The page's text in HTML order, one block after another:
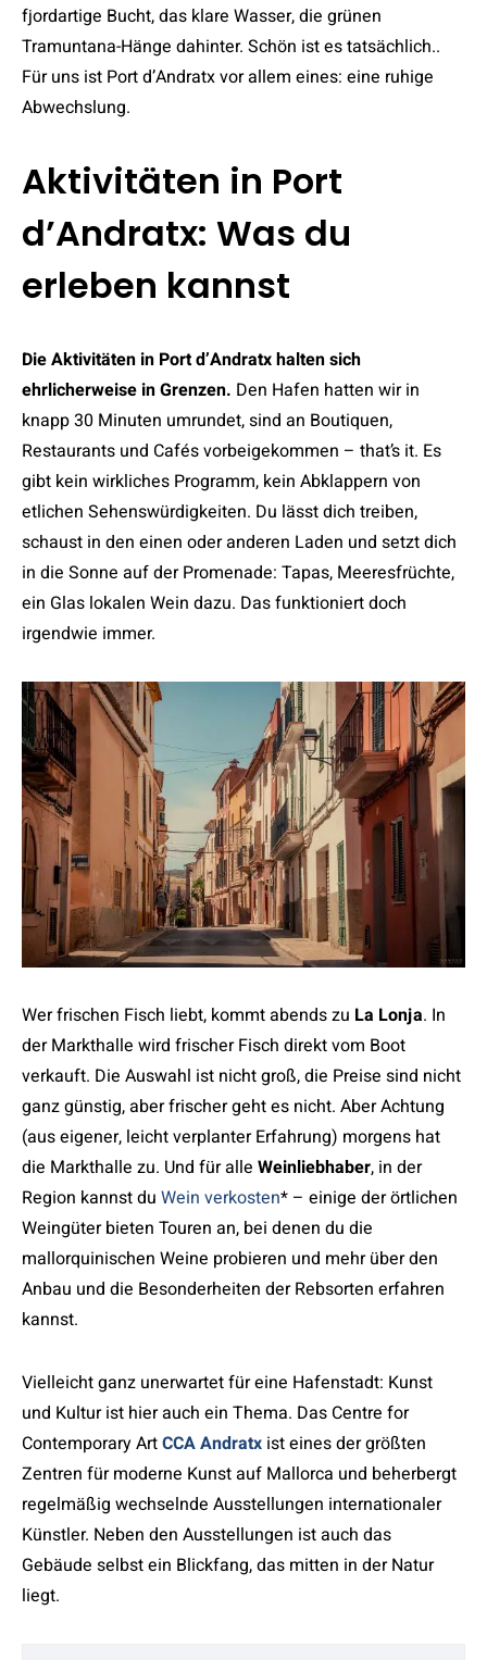
fjordartige Bucht, das klare Wasser, die grünen
Tramuntana-Hänge dahinter. Schön ist es tatsächlich..
Für uns ist Port d’Andratx vor allem eines: eine ruhige
Abwechslung.
Aktivitäten in Port
d’Andratx: Was du
erleben kannst
Die Aktivitäten in Port d’Andratx halten sich
ehrlicherweise in Grenzen. Den Hafen hatten wir in
knapp 30 Minuten umrundet, sind an Boutiquen,
Restaurants und Cafés vorbeigekommen – that’s it. Es
gibt kein wirkliches Programm, kein Abklappern von
etlichen Sehenswürdigkeiten. Du lässt dich treiben,
schaust in den einen oder anderen Laden und setzt dich
in die Sonne auf der Promenade: Tapas, Meeresfrüchte,
ein Glas lokalen Wein dazu. Das funktioniert doch
irgendwie immer.
Wer frischen Fisch liebt, kommt abends zu La Lonja. In
der Markthalle wird frischer Fisch direkt vom Boot
verkauft. Die Auswahl ist nicht groß, die Preise sind nicht
ganz günstig, aber frischer geht es nicht. Aber Achtung
(aus eigener, leicht verplanter Erfahrung) morgens hat
die Markthalle zu. Und für alle Weinliebhaber, in der
Region kannst du Wein verkosten* – einige der örtlichen
Weingüter bieten Touren an, bei denen du die
mallorquinischen Weine probieren und mehr über den
Anbau und die Besonderheiten der Rebsorten erfahren
kannst.
Vielleicht ganz unerwartet für eine Hafenstadt: Kunst
und Kultur ist hier auch ein Thema. Das Centre for
Contemporary ArtCCA Andratx ist eines der größten
Zentren für moderne Kunst auf Mallorca und beherbergt
regelmäßig wechselnde Ausstellungen internationaler
Künstler. Neben den Ausstellungen ist auch das
Gebäude selbst ein Blickfang, das mitten in der Natur
liegt.